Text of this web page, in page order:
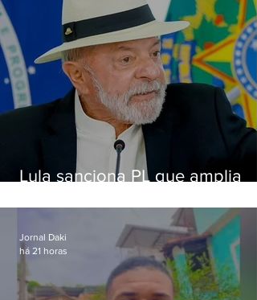
Lula sanciona PL que amplia
crianças
Jornal Daki
há 21 horas